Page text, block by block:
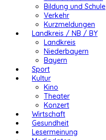
Bildung und Schule
Verkehr
Kurzmeldungen
Landkreis / NB / BY
Landkreis
Niederbayern
Bayern
Sport
Kultur
Kino
Theater
Konzert
Wirtschaft
Gesundheit
Lesermeinung